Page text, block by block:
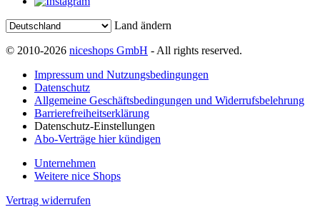
Land ändern
© 2010-2026 niceshops GmbH - All rights reserved.
Impressum und Nutzungsbedingungen
Datenschutz
Allgemeine Geschäftsbedingungen und Widerrufsbelehrung
Barrierefreiheitserklärung
Datenschutz-Einstellungen
Abo-Verträge hier kündigen
Unternehmen
Weitere nice Shops
Vertrag widerrufen